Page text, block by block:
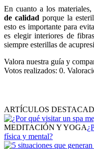
En cuanto a los materiales,
de calidadporque la
esto es importante para
es elegir interiores de
siempre esterillas de
Valora nuestra guía y
Votos realizados: 0.
ARTÍCULOS
MEDITACIÓN Y YOGA
física y mental?